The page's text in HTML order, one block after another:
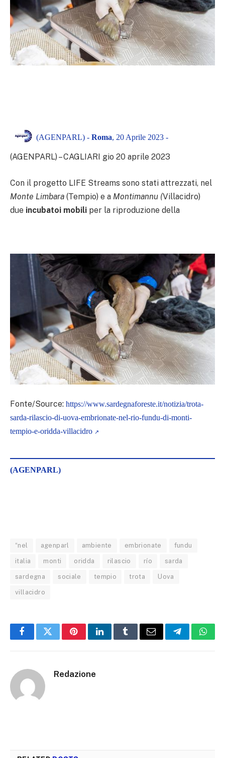
(AGENPARL) - Roma, 20 Aprile 2023 -
(AGENPARL) – CAGLIARI gio 20 aprile 2023
Con il progetto LIFE Streams sono stati attrezzati, nel
Monte Limbara (Tempio) e a Montimannu (Villacidro)
due incubatoi mobili per la riproduzione della
Fonte/Source: https://www.sardegnaforeste.it/notizia/trota-
sarda-rilascio-di-uova-embrionate-nel-rio-fundu-di-monti-
tempio-e-oridda-villacidro
(AGENPARL)
“nel agenparl ambiente embrionate fundu
italia monti oridda rilascio río sarda
sardegna sociale tempio trota Uova
villacidro
FacebookTwitterPinterestLinkedInTumblrEmail Telegram
Redazione